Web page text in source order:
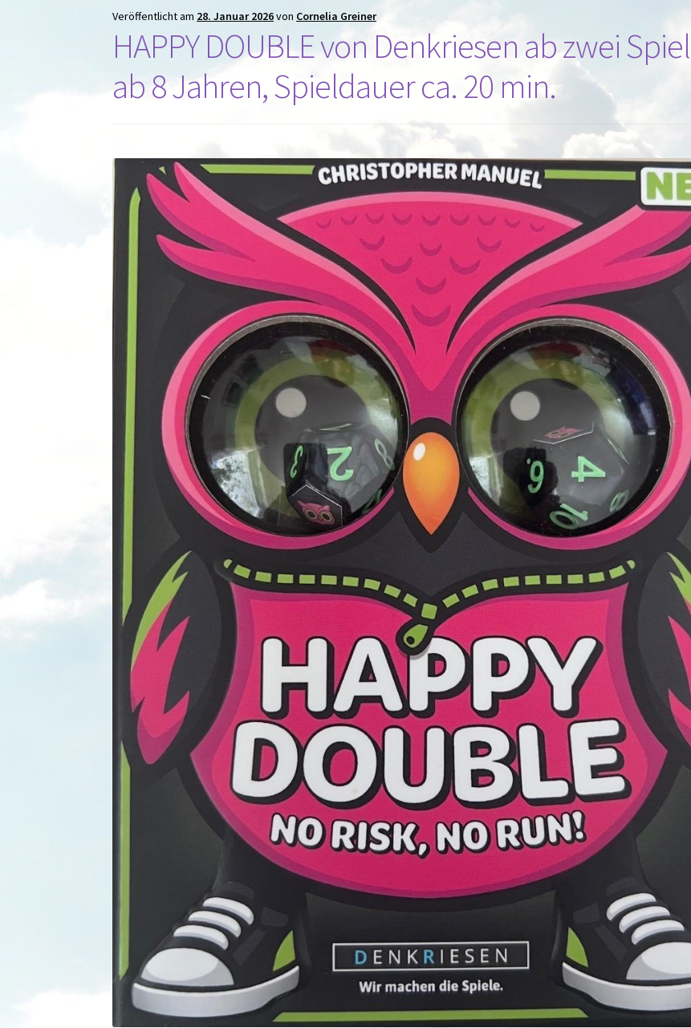
Veröffentlicht am 28. Januar 2026von Cornelia Greiner
HAPPY DOUBLE von Denkriesen ab zwei
ab 8 Jahren, Spieldauer ca. 20 min.